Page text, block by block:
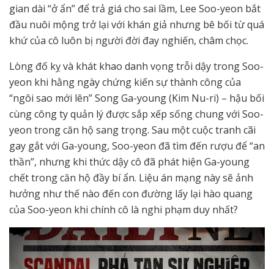
gian dài “ở ẩn” để trả giá cho sai lầm, Lee Soo-yeon bắt
đầu nuôi mộng trở lại với khán giả nhưng bê bối từ quá
khứ của cô luôn bị người đời đay nghiến, châm chọc.
Lòng đố kỵ và khát khao danh vọng trỗi dậy trong Soo-
yeon khi hằng ngày chứng kiến sự thành công của
“ngôi sao mới lên” Song Ga-young (Kim Nu-ri) – hậu bối
cùng công ty quản lý được sắp xếp sống chung với Soo-
yeon trong căn hộ sang trọng. Sau một cuộc tranh cãi
gay gắt với Ga-young, Soo-yeon đã tìm đến rượu để “an
thần”, nhưng khi thức dậy cô đã phát hiện Ga-young
chết trong căn hộ đầy bí ẩn. Liệu án mạng này sẽ ảnh
hưởng như thế nào đến con đường lấy lại hào quang
của Soo-yeon khi chính cô là nghi phạm duy nhất?